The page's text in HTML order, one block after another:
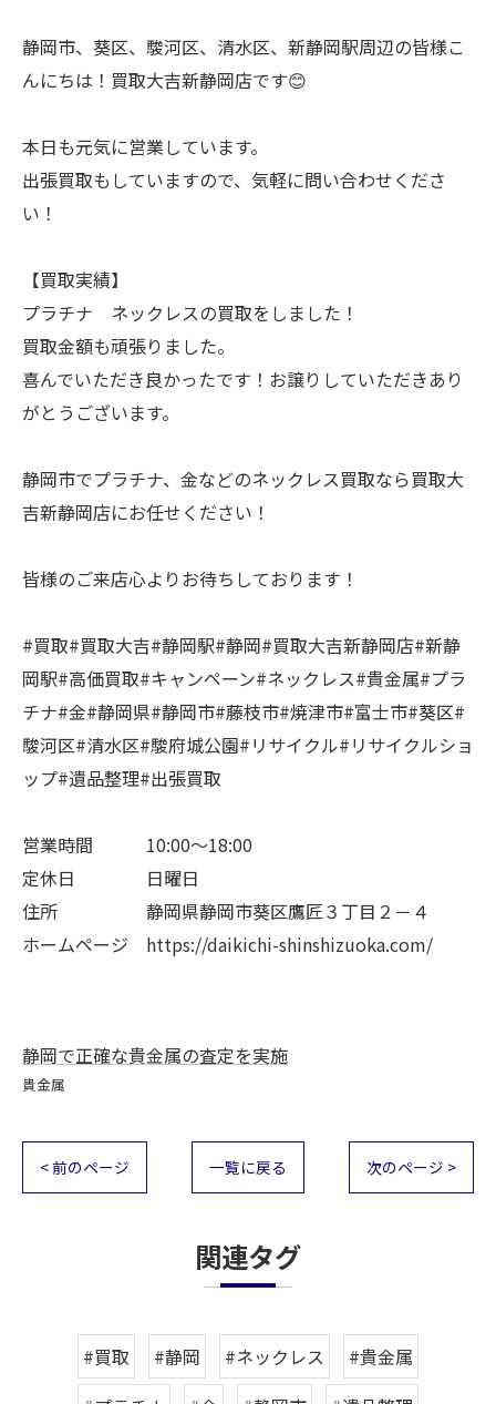
静岡市、葵区、駿河区、清水区、新静岡駅周辺の皆様こ
んにちは！買取大吉新静岡店です😊
本日も元気に営業しています。
出張買取もしていますので、気軽に問い合わせくださ
い！
【買取実績】
プラチナ ネックレスの買取をしました！
買取金額も頑張りました。
喜んでいただき良かったです！お譲りしていただきあり
がとうございます。
静岡市でプラチナ、金などのネックレス買取なら買取大
吉新静岡店にお任せください！
皆様のご来店心よりお待ちしております！
#買取#買取大吉#静岡駅#静岡#買取大吉新静岡店#新静
岡駅#高価買取#キャンペーン#ネックレス#貴金属#プラ
チナ#金#静岡県#静岡市#藤枝市#焼津市#富士市#葵区#
駿河区#清水区#駿府城公園#リサイクル#リサイクルショ
ップ#遺品整理#出張買取
営業時間 10:00～18:00
定休日 日曜日
住所 静岡県静岡市葵区鷹匠３丁目２－４
ホームページ https://daikichi-shinshizuoka.com/
静岡で正確な貴金属の査定を実施
貴金属
< 前のページ 一覧に戻る 次のページ >
関連タグ
#買取 #静岡 #ネックレス
#貴金属